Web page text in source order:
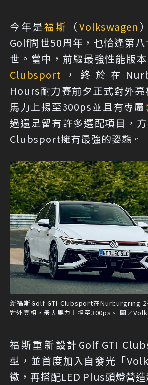
今年是福斯 （Volkswagen
Golf問世50周年，也恰逢第八
世。當中，前驅最強性能版
Clubsport ，終於在
Hours耐力賽前夕正式對外亮
馬力上揚至300ps並且有專屬
過還是留有許多選配項目，
Clubsport擁有最強的姿態。
新福斯Golf GTI Clubsport在Nurburgring
對外亮相，最大馬力上揚至300ps。 圖／
福斯重新設計Golf GTI
型，並首度加入自發光「
徽，再搭配LED Plus頭燈營